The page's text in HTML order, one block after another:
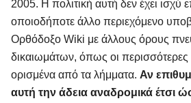
2005. Η πολιτική αυτή δεν έχει ισχύ
οποιοδήποτε άλλο περιεχόμενο
Ορθόδοξο Wiki με άλλους όρους
δικαιωμάτων, όπως οι περισσότερες
ορισμένα από τα λήμματα. Αν
αυτή την άδεια αναδρομικά έτσι